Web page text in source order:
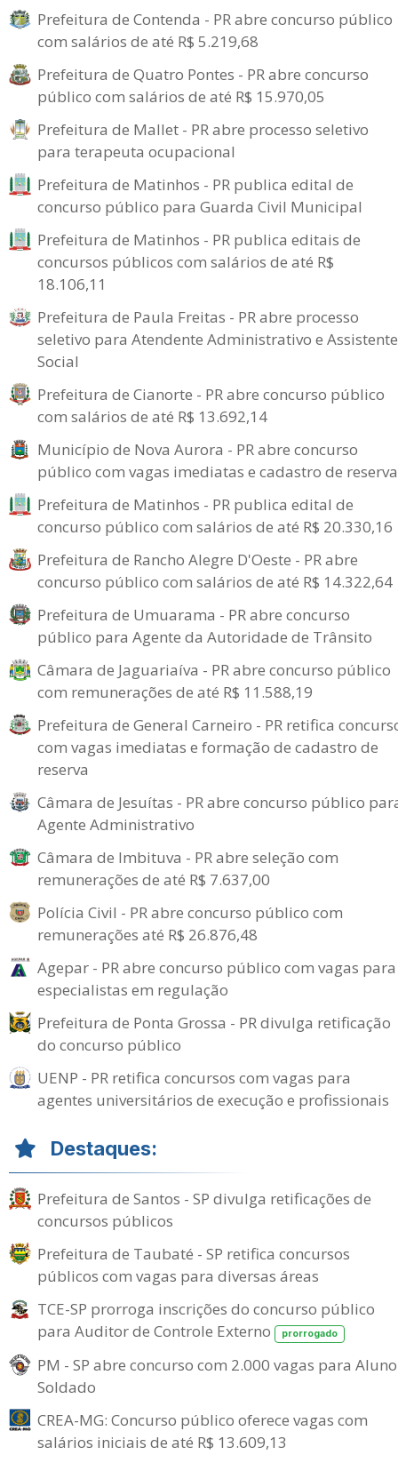
Prefeitura de Contenda - PR abre concurso público
com salários de até R$ 5.219,68
Prefeitura de Quatro Pontes - PR abre concurso
público com salários de até R$ 15.970,05
Prefeitura de Mallet - PR abre processo seletivo
para terapeuta ocupacional
Prefeitura de Matinhos - PR publica edital de
concurso público para Guarda Civil Municipal
Prefeitura de Matinhos - PR publica editais de
concursos públicos com salários de até R$
18.106,11
Prefeitura de Paula Freitas - PR abre processo
seletivo para Atendente Administrativo e Assistente
Social
Prefeitura de Cianorte - PR abre concurso público
com salários de até R$ 13.692,14
Município de Nova Aurora - PR abre concurso
público com vagas imediatas e cadastro de reserva
Prefeitura de Matinhos - PR publica edital de
concurso público com salários de até R$ 20.330,16
Prefeitura de Rancho Alegre D'Oeste - PR abre
concurso público com salários de até R$ 14.322,64
Prefeitura de Umuarama - PR abre concurso
público para Agente da Autoridade de Trânsito
Câmara de Jaguariaíva - PR abre concurso público
com remunerações de até R$ 11.588,19
Prefeitura de General Carneiro - PR retifica
com vagas imediatas e formação de cadastro de
reserva
Câmara de Jesuítas - PR abre concurso público
Agente Administrativo
Câmara de Imbituva - PR abre seleção com
remunerações de até R$ 7.637,00
Polícia Civil - PR abre concurso público com
remunerações até R$ 26.876,48
Agepar - PR abre concurso público com vagas para
especialistas em regulação
Prefeitura de Ponta Grossa - PR divulga retificação
do concurso público
UENP - PR retifica concursos com vagas para
agentes universitários de execução e profissionais
Destaques:
Prefeitura de Santos - SP divulga retificações de
concursos públicos
Prefeitura de Taubaté - SP retifica concursos
públicos com vagas para diversas áreas
TCE-SP prorroga inscrições do concurso público
para Auditor de Controle Externo
prorrogado
PM - SP abre concurso com 2.000 vagas para
Soldado
CREA-MG: Concurso público oferece vagas com
salários iniciais de até R$ 13.609,13